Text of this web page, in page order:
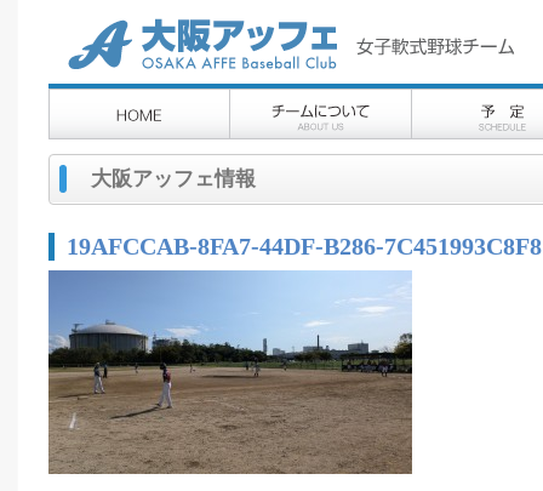
大阪アッフェ情報
19AFCCAB-8FA7-44DF-B286-7C451993C8F8